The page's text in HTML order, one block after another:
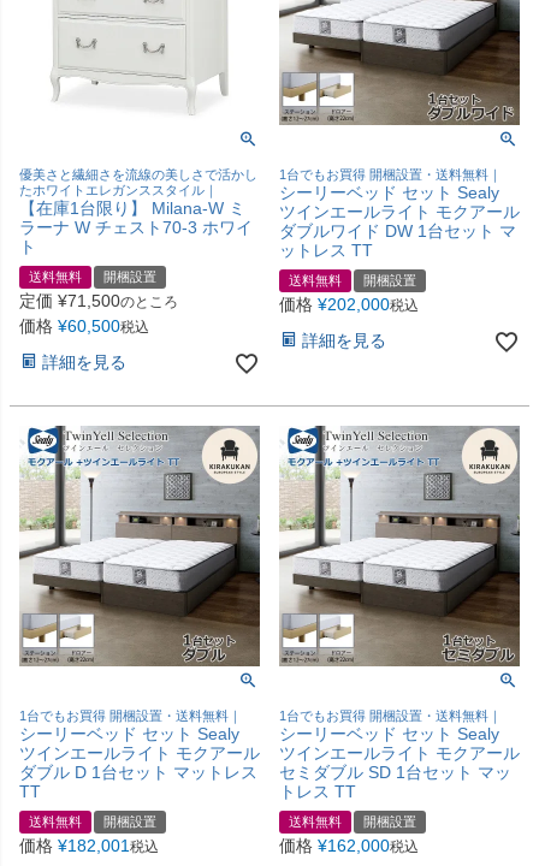
優美さと繊細さを流線の美しさで活かし
たホワイトエレガンススタイル｜
【在庫1台限り】 Milana-W ミ
ラーナ W チェスト70-3 ホワイ
ト
送料無料 開梱設置
定価 ¥71,500のところ
価格 ¥60,500税込
詳細を見る
1台でもお買得 開梱設置・送料無料｜
シーリーベッド セット Sealy
ツインエールライト モクアール
ダブルワイド DW 1台セット マ
ットレス TT
送料無料 開梱設置
価格 ¥202,000税込
詳細を見る
1台でもお買得 開梱設置・送料無料｜
シーリーベッド セット Sealy
ツインエールライト モクアール
ダブル D 1台セット マットレス
TT
送料無料 開梱設置
価格 ¥182,001 税込
1台でもお買得 開梱設置・送料無料｜
シーリーベッド セット Sealy
ツインエールライト モクアール
セミダブル SD 1台セット マッ
トレス TT
送料無料 開梱設置
価格 ¥162,000税込